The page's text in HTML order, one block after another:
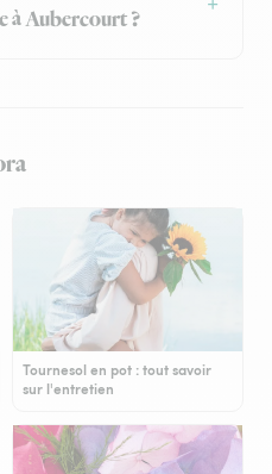
à Aubercourt ?
Tournesol en pot : tout savoir
sur l'entretien